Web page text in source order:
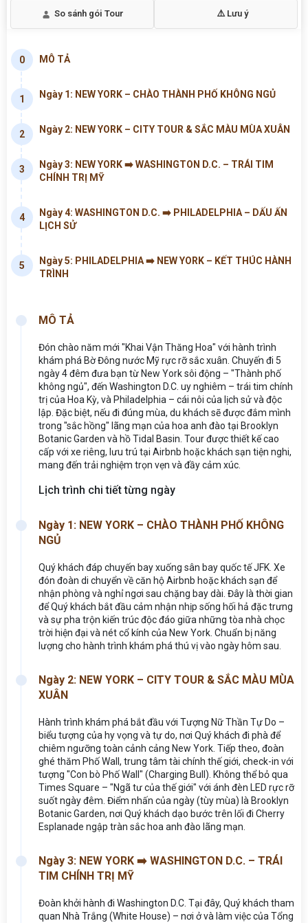
So sánh gói Tour ⚠️ Lưu ý
0 MÔ TẢ
1 Ngày 1: NEW YORK – CHÀO THÀNH PHỐ KHÔNG NGỦ
2 Ngày 2: NEW YORK – CITY TOUR & SẮC MÀU MÙA XUÂN
3
Ngày 3: NEW YORK ➡️ WASHINGTON D.C. – TRÁI TIM
CHÍNH TRỊ MỸ
4
Ngày 4: WASHINGTON D.C. ➡️ PHILADELPHIA – DẤU ẤN
LỊCH SỬ
5
Ngày 5: PHILADELPHIA ➡️ NEW YORK – KẾT THÚC HÀNH
TRÌNH
MÔ TẢ
Đón chào năm mới "Khai Vận Thăng Hoa" với hành trình
khám phá Bờ Đông nước Mỹ rực rỡ sắc xuân. Chuyến đi 5
ngày 4 đêm đưa bạn từ New York sôi động – "Thành phố
không ngủ", đến Washington D.C. uy nghiêm – trái tim chính
trị của Hoa Kỳ, và Philadelphia – cái nôi của lịch sử và độc
lập. Đặc biệt, nếu đi đúng mùa, du khách sẽ được đắm mình
trong "sắc hồng" lãng mạn của hoa anh đào tại Brooklyn
Botanic Garden và hồ Tidal Basin. Tour được thiết kế cao
cấp với xe riêng, lưu trú tại Airbnb hoặc khách sạn tiện nghi,
mang đến trải nghiệm trọn vẹn và đầy cảm xúc.
Lịch trình chi tiết từng ngày
Ngày 1: NEW YORK – CHÀO THÀNH PHỐ KHÔNG
NGỦ
Quý khách đáp chuyến bay xuống sân bay quốc tế JFK. Xe
đón đoàn di chuyển về căn hộ Airbnb hoặc khách sạn để
nhận phòng và nghỉ ngơi sau chặng bay dài. Đây là thời gian
để Quý khách bắt đầu cảm nhận nhịp sống hối hả đặc trưng
và sự pha trộn kiến trúc độc đáo giữa những tòa nhà chọc
trời hiện đại và nét cổ kính của New York. Chuẩn bị năng
lượng cho hành trình khám phá thú vị vào ngày hôm sau.
Ngày 2: NEW YORK – CITY TOUR & SẮC MÀU MÙA
XUÂN
Hành trình khám phá bắt đầu với Tượng Nữ Thần Tự Do –
biểu tượng của hy vọng và tự do, nơi Quý khách đi phà để
chiêm ngưỡng toàn cảnh cảng New York. Tiếp theo, đoàn
ghé thăm Phố Wall, trung tâm tài chính thế giới, check-in với
tượng "Con bò Phố Wall" (Charging Bull). Không thể bỏ qua
Times Square – "Ngã tư của thế giới" với ánh đèn LED rực rỡ
suốt ngày đêm. Điểm nhấn của ngày (tùy mùa) là Brooklyn
Botanic Garden, nơi Quý khách dạo bước trên lối đi Cherry
Esplanade ngập tràn sắc hoa anh đào lãng mạn.
Ngày 3: NEW YORK ➡️ WASHINGTON D.C. – TRÁI
TIM CHÍNH TRỊ MỸ
Đoàn khởi hành đi Washington D.C. Tại đây, Quý khách tham
quan Nhà Trắng (White House) – nơi ở và làm việc của Tổng